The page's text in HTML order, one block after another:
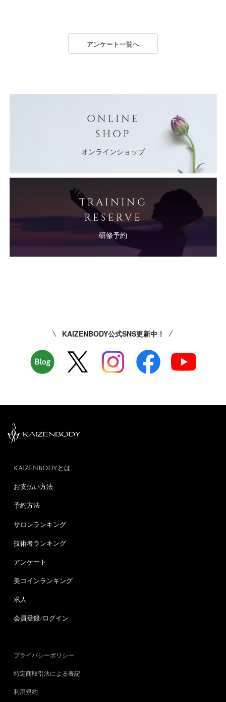
アンケート一覧へ
ONLINE
SHOP
オンラインショップ
TRAINING
RESERVE
研修予約
KAIZENBODY公式SNS更新中！
KAIZENBODYとは
お支払い方法
予約方法
サロンランキング
技術者ランキング
アンケート
美コインランキング
求人
会員登録/ログイン
プライバシーポリシー
特定商取引法による表記
利用規約